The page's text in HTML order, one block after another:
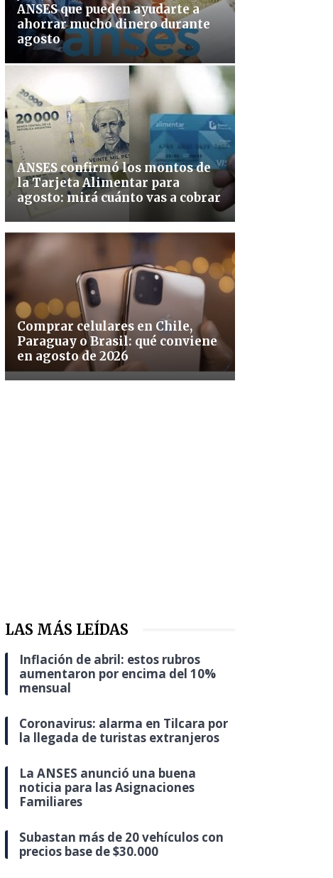
ANSES que pueden ayudarte a
ahorrar mucho dinero durante
agosto
ANSES confirmó los montos de
la Tarjeta Alimentar para
agosto: mirá cuánto vas a cobrar
Comprar celulares en Chile,
Paraguay o Brasil: qué conviene
en agosto de 2026
LAS MÁS LEÍDAS
Inflación de abril: estos rubros
aumentaron por encima del 10%
mensual
Coronavirus: alarma en Tilcara por
la llegada de turistas extranjeros
La ANSES anunció una buena
noticia para las Asignaciones
Familiares
Subastan más de 20 vehículos con
precios base de $30.000